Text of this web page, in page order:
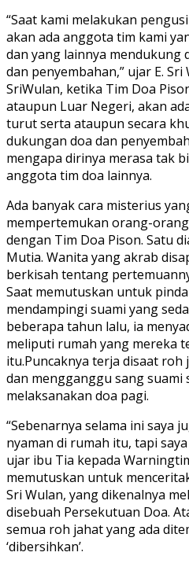
“Saat kami melakukan
akan ada anggota tim kami
dan yang lainnya mendukung
dan penyembahan,” ujar E.
SriWulan, ketika Tim Doa
ataupun Luar Negeri, akan
turut serta ataupun secara
dukungan doa dan
mengapa dirinya merasa tak
anggota tim doa lainnya.
Ada banyak cara misterius
mempertemukan orang-
dengan Tim Doa Pison. Satu
Mutia. Wanita yang akrab
berkisah tentang
Saat memutuskan untuk
mendampingi suami yang
beberapa tahun lalu, ia
meliputi rumah yang mereka
itu.Puncaknya terja disaat
dan mengganggu sang
melaksanakan doa pagi.
“Sebenarnya selama ini saya
nyaman di rumah itu, tapi
ujar ibu Tia kepada
memutuskan untuk
Sri Wulan, yang dikenalnya
disebuah Persekutuan Doa.
semua roh jahat yang ada
‘dibersihkan’.